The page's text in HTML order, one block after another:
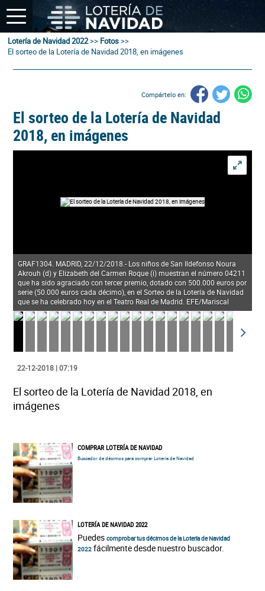
Lotería de Navidad 2022>> Fotos>>
El sorteo de la Lotería de Navidad 2018, en imágenes
Compártelo en:
El sorteo de la Lotería de Navidad
2018, en imágenes
GRAF1304. MADRID, 22/12/2018.- Los niños de San Ildefonso Noura
Akrouh (d) y Elizabeth del Carmen Roque (i) muestran el número 04211
que ha sido agraciado con tercer premio, dotado con 500.000 euros por
serie (50.000 euros cada décimo), en el Sorteo de la Lotería de Navidad
que se ha celebrado hoy en el Teatro Real de Madrid. EFE/Mariscal
22-12-2018 | 07:19
El sorteo de la Lotería de Navidad 2018, en
imágenes
COMPRAR LOTERÍA DE NAVIDAD
Buscador de décimos para comprar Lotería de Navidad
LOTERÍA DE NAVIDAD 2022
Puedes comprobar tus décimos de la Lotería de Navidad
2022 fácilmente desde nuestro buscador.